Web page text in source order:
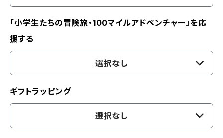
「小学生たちの冒険旅・100マイルアドベンチャー」を応
援する
選択なし
ギフトラッピング
選択なし